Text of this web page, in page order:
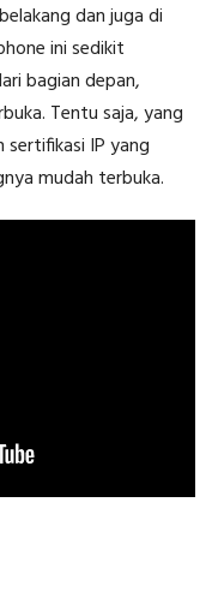
dan juga di
ini sedikit
bagian depan,
Tentu saja, yang
IP yang
mudah terbuka.